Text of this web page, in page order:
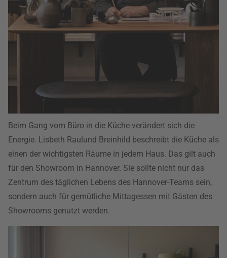
Beim Gang vom Büro in die Küche verändert sich die
Energie. Lisbeth Raulund Breinhild beschreibt die Küche als
einen der wichtigsten Räume in jedem Haus. Das gilt auch
für den Showroom in Hannover. Sie sollte nicht nur das
Zentrum des täglichen Lebens des Hannover-Teams sein,
sondern auch für gemütliche Mittagessen mit Gästen des
Showrooms genutzt werden.